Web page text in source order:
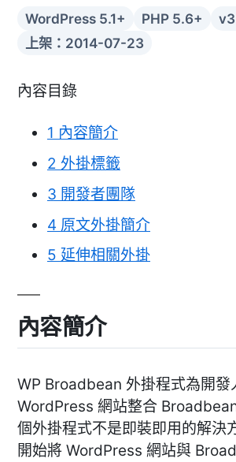
WordPress 5.1+ PHP 5.6+
上架：2014-07-23
內容目錄
1 內容簡介
2 外掛標籤
3 開發者團隊
4 原文外掛簡介
5 延伸相關外掛
內容簡介
WP Broadbean 外掛程式為開發
WordPress 網站整合
個外掛程式不是即裝即用的解決
開始將 WordPress 網站與